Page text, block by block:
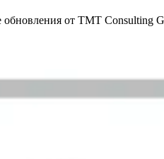
от TMT Consulting